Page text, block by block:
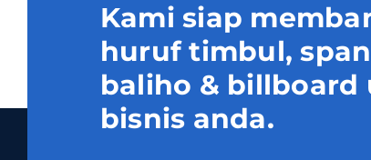
Kami siap
huruf timbul,
baliho &
bisnis anda.